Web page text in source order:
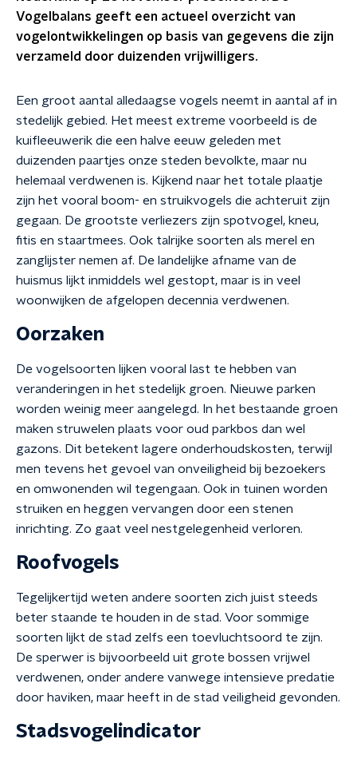
Vogelbalans geeft een actueel overzicht van
vogelontwikkelingen op basis van gegevens die zijn
verzameld door duizenden vrijwilligers.
Een groot aantal alledaagse vogels neemt in aantal af in
stedelijk gebied. Het meest extreme voorbeeld is de
kuifleeuwerik die een halve eeuw geleden met
duizenden paartjes onze steden bevolkte, maar nu
helemaal verdwenen is. Kijkend naar het totale plaatje
zijn het vooral boom- en struikvogels die achteruit zijn
gegaan. De grootste verliezers zijn spotvogel, kneu,
fitis en staartmees. Ook talrijke soorten als merel en
zanglijster nemen af. De landelijke afname van de
huismus lijkt inmiddels wel gestopt, maar is in veel
woonwijken de afgelopen decennia verdwenen.
Oorzaken
De vogelsoorten lijken vooral last te hebben van
veranderingen in het stedelijk groen. Nieuwe parken
worden weinig meer aangelegd. In het bestaande groen
maken struwelen plaats voor oud parkbos dan wel
gazons. Dit betekent lagere onderhoudskosten, terwijl
men tevens het gevoel van onveiligheid bij bezoekers
en omwonenden wil tegengaan. Ook in tuinen worden
struiken en heggen vervangen door een stenen
inrichting. Zo gaat veel nestgelegenheid verloren.
Roofvogels
Tegelijkertijd weten andere soorten zich juist steeds
beter staande te houden in de stad. Voor sommige
soorten lijkt de stad zelfs een toevluchtsoord te zijn.
De sperwer is bijvoorbeeld uit grote bossen vrijwel
verdwenen, onder andere vanwege intensieve predatie
door haviken, maar heeft in de stad veiligheid gevonden.
Stadsvogelindicator